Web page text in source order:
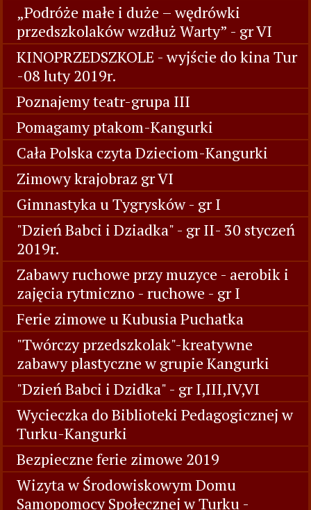
„Podróże małe i duże – wędrówki
przedszkolaków wzdłuż Warty” - gr VI
KINOPRZEDSZKOLE - wyjście do kina Tur
-08 luty 2019r.
Poznajemy teatr-grupa III
Pomagamy ptakom-Kangurki
Cała Polska czyta Dzieciom-Kangurki
Zimowy krajobraz gr VI
Gimnastyka u Tygrysków - gr I
"Dzień Babci i Dziadka" - gr II- 30 styczeń
2019r.
Zabawy ruchowe przy muzyce - aerobik i
zajęcia rytmiczno - ruchowe - gr I
Ferie zimowe u Kubusia Puchatka
"Twórczy przedszkolak"-kreatywne
zabawy plastyczne w grupie Kangurki
"Dzień Babci i Dzidka" - gr I,III,IV,VI
Wycieczka do Biblioteki Pedagogicznej w
Turku-Kangurki
Bezpieczne ferie zimowe 2019
Wizyta w Środowiskowym Domu
Samopomocy Społecznej w Turku -